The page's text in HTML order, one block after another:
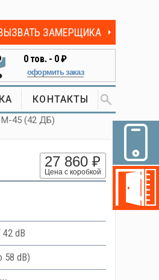
ЗАМЕРЩИКА
0тов. - 0 ₽
оформить заказ
КОНТАКТЫ
45 (42 ДБ)
27 860 ₽
Цена с коробкой
dB
58 dB)